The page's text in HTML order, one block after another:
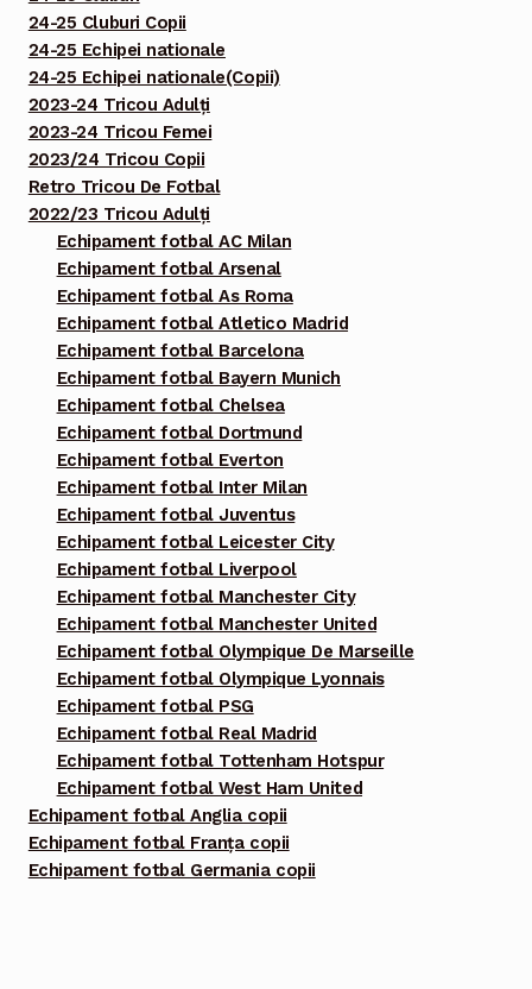
24-25 Cluburi Copii
24-25 Echipei nationale
24-25 Echipei nationale(Copii)
2023-24 Tricou Adulți
2023-24 Tricou Femei
2023/24 Tricou Copii
Retro Tricou De Fotbal
2022/23 Tricou Adulți
Echipament fotbal AC Milan
Echipament fotbal Arsenal
Echipament fotbal As Roma
Echipament fotbal Atletico Madrid
Echipament fotbal Barcelona
Echipament fotbal Bayern Munich
Echipament fotbal Chelsea
Echipament fotbal Dortmund
Echipament fotbal Everton
Echipament fotbal Inter Milan
Echipament fotbal Juventus
Echipament fotbal Leicester City
Echipament fotbal Liverpool
Echipament fotbal Manchester City
Echipament fotbal Manchester United
Echipament fotbal Olympique De Marseille
Echipament fotbal Olympique Lyonnais
Echipament fotbal PSG
Echipament fotbal Real Madrid
Echipament fotbal Tottenham Hotspur
Echipament fotbal West Ham United
Echipament fotbal Anglia copii
Echipament fotbal Franța copii
Echipament fotbal Germania copii